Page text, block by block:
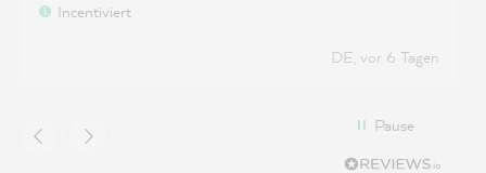
Incentiviert
DE, vor 6 Tagen
Pause